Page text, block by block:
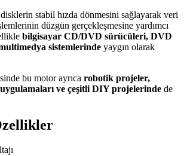
stabil hızda dönmesini sağlayarak veri
düzgün gerçekleşmesine yardımcı
bilgisayar CD/DVD sürücüleri, DVD
sistemlerinde yaygın olarak
bu motor ayrıca robotik projeler,
ve çeşitli DIY projelerinde de